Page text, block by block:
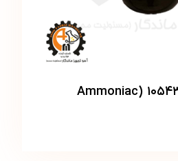
آمونیاک ۲۵% ۱۰۵۴۳۲ (Ammoniac